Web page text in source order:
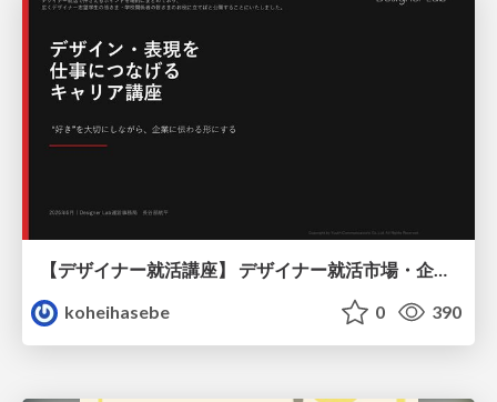
koheihasebe
0 390